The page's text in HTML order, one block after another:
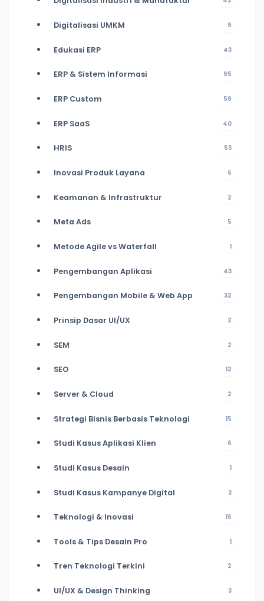
Digitalisasi UMKM 9
Edukasi ERP 43
ERP & Sistem Informasi 95
ERP Custom 58
ERP SaaS 40
HRIS 53
Inovasi Produk Layana 6
Keamanan & Infrastruktur 2
Meta Ads 5
Metode Agile vs Waterfall 1
Pengembangan Aplikasi 43
Pengembangan Mobile & Web App 32
Prinsip Dasar UI/UX 2
SEM 2
SEO 12
Server & Cloud 2
Strategi Bisnis Berbasis Teknologi 15
Studi Kasus Aplikasi Klien 6
Studi Kasus Desain 1
Studi Kasus Kampanye Digital 3
Teknologi & Inovasi 16
Tools & Tips Desain Pro 1
Tren Teknologi Terkini 2
UI/UX & Design Thinking 3